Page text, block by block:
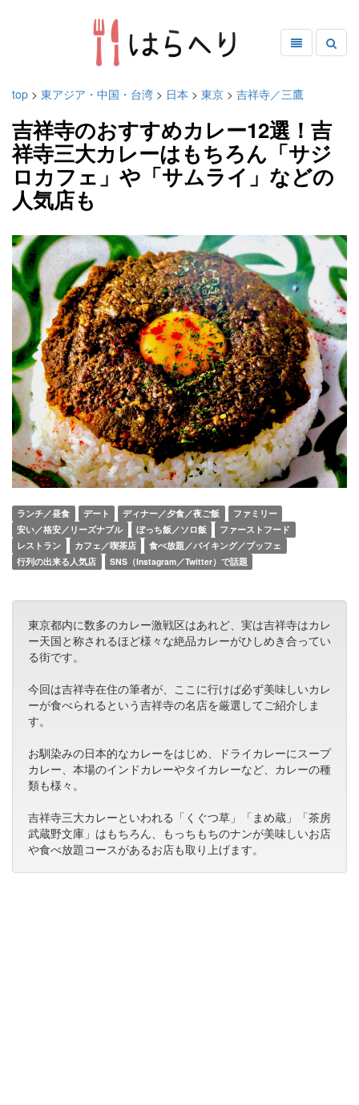
top > 東アジア・中国・台湾 > 日本 > 東京 > 吉祥寺／三鷹
吉祥寺のおすすめカレー12選！吉
祥寺三大カレーはもちろん「サジ
ロカフェ」や「サムライ」などの
人気店も
ランチ／昼食 デート ディナー／夕食／夜ご飯
ファミリー
安い／格安／リーズナブル
ぼっち飯／ソロ飯
ファーストフード
レストラン
カフェ／喫茶店
食べ放題／バイキング／ブッフェ
行列の出来る人気店
SNS（Instagram／Twitter）で話題
東京都内に数多のカレー激戦区はあれど、実は吉祥寺はカレ
ー天国と称されるほど様々な絶品カレーがひしめき合ってい
る街です。
今回は吉祥寺在住の筆者が、ここに行けば必ず美味しいカレ
ーが食べられるという吉祥寺の名店を厳選してご紹介しま
す。
お馴染みの日本的なカレーをはじめ、ドライカレーにスープ
カレー、本場のインドカレーやタイカレーなど、カレーの種
類も様々。
吉祥寺三大カレーといわれる「くぐつ草」「まめ蔵」「茶房
武蔵野文庫」はもちろん、もっちもちのナンが美味しいお店
や食べ放題コースがあるお店も取り上げます。